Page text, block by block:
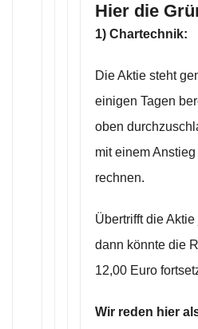
Hier die
1) Chartechnik:
Die Aktie steht
einigen Tagen
oben
mit einem
rechnen.
Übertrifft die
dann könnte die
12,00 Euro
Wir reden hier